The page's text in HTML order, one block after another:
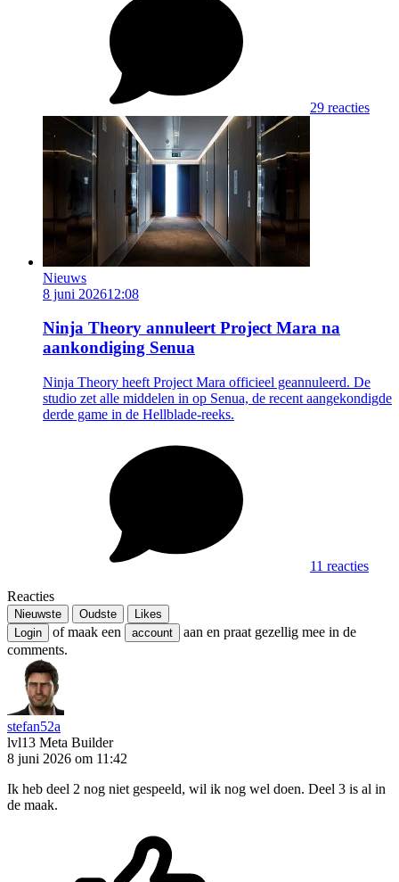
29 reacties
Nieuws
8 juni 202612:08
Ninja Theory annuleert Project Mara na
aankondiging Senua
Ninja Theory heeft Project Mara officieel geannuleerd. De
studio zet alle middelen in op Senua, de recent aangekondigde
derde game in de Hellblade-reeks.
11 reacties
Reacties
Nieuwste Oudste
Likes
Login
of maak een account
aan en praat gezellig mee in de
comments.
stefan52a
lvl13 Meta Builder
8 juni 2026 om 11:42
Ik heb deel 2 nog niet gespeeld, wil ik nog wel doen. Deel 3 is al in
de maak.